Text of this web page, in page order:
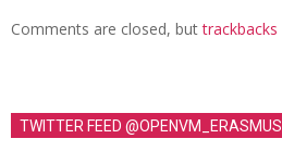
l
n
Comments are closed, buttrackbacks
TWITTER FEED @OPENVM_ERASMUS